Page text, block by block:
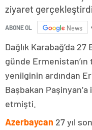
ziyaret
ABONE OL News
Dağlık Karabağ’da
günde
yenilginin ardından
Başbakan
etmişti.
Azerbaycan 27 yıl